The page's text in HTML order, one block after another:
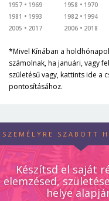
1957
1969
1981
1993
2005
2017
1958
1970
1982
1994
2006
2018
*Mivel Kínában a
számolnak, ha januári, vagy
születésű vagy, kattints ide a
pontosításához.
SZEMÉLYRE SZABOTT
Készítsd el saját
elemzésed,
helye